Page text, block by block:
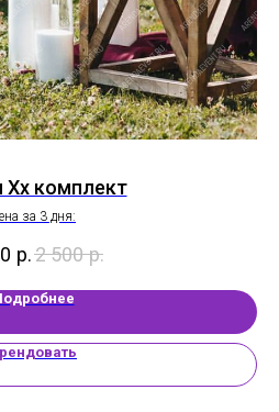
комплект
за 3 дня:
р.2 500 р.